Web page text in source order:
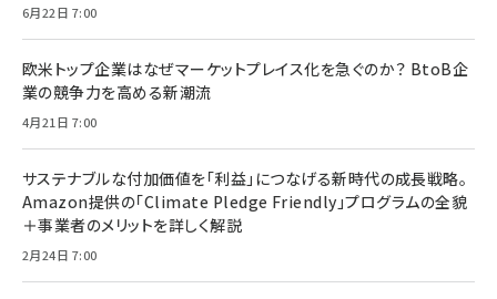
6月22日 7:00
欧米トップ企業はなぜマーケットプレイス化を急ぐのか？ BtoB企
業の競争力を高める新潮流
4月21日 7:00
サステナブルな付加価値を「利益」につなげる新時代の成長戦略。
Amazon提供の「Climate Pledge Friendly」プログラムの全貌
＋事業者のメリットを詳しく解説
2月24日 7:00